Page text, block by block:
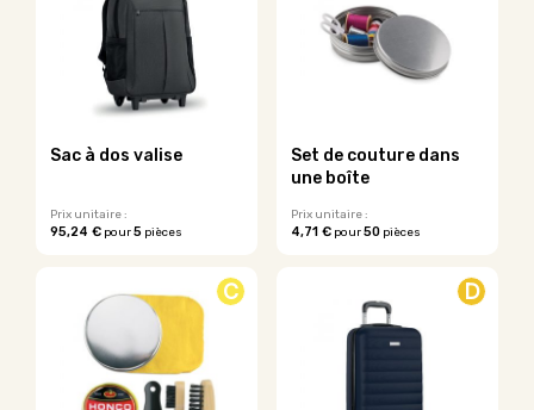
Sac à dos valise
Prix unitaire :
95,24 € pour5 pièces
Set de couture dans
une boîte
Prix unitaire :
4,71 €pour50pièces
C D